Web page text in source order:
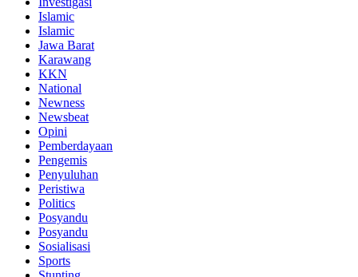
Islamic
Islamic
Jawa Barat
Karawang
KKN
National
Newness
Newsbeat
Opini
Pemberdayaan
Pengemis
Penyuluhan
Peristiwa
Politics
Posyandu
Posyandu
Sosialisasi
Sports